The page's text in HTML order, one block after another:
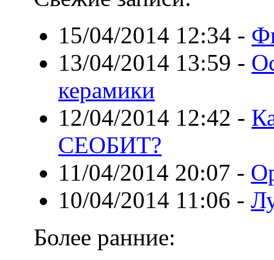
15/04/2014 12:34 -
13/04/2014 13:59 -
керамики
12/04/2014 12:42 -
СЕОБИТ?
11/04/2014 20:07 -
10/04/2014 11:06 -
Более ранние: